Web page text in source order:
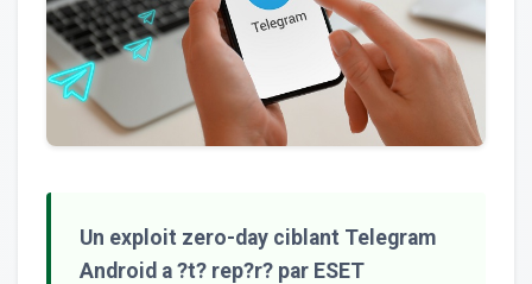
Un exploit zero-day ciblant Telegram
Android a ?t? rep?r? par ESET